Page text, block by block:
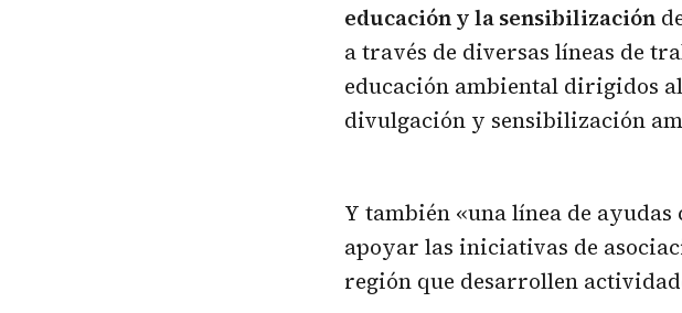
educación y la sensibilización
a través de diversas líneas de
educación ambiental dirigidos
divulgación y sensibilización
Y también «una línea de
apoyar las iniciativas de
región que desarrollen